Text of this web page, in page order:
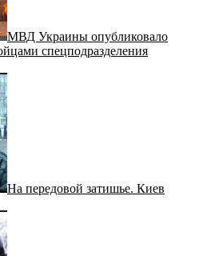
МВД Украины опубликовало
спецподразделения
На передовой затишье. Киев